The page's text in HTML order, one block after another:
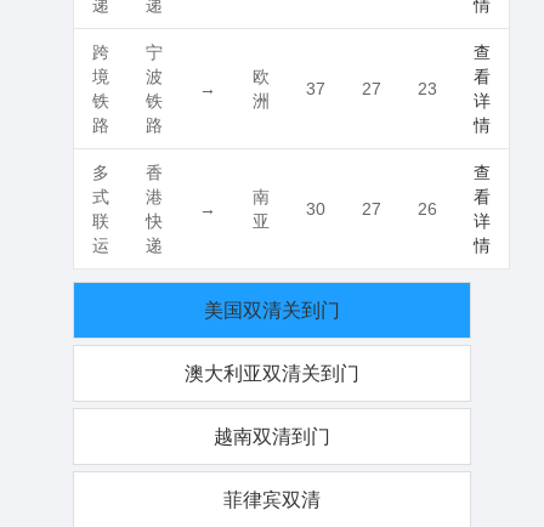
递
递
情
跨
境
铁
路
宁
波
铁
路
→
欧
洲
37 27 23
查
看
详
情
多
式
联
运
香
港
快
递
→
南
亚
30 27 26
查
看
详
情
美国双清关到门
澳大利亚双清关到门
越南双清到门
菲律宾双清